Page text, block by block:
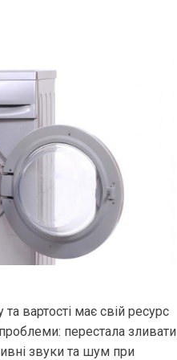
вартості має свій ресурс
перестала зливати
звуки та шум при